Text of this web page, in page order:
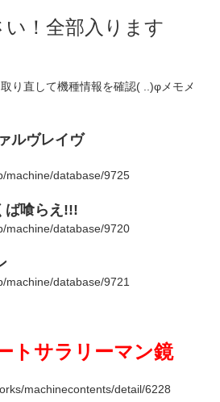
！全部入ります
り直して機種情報を確認( ..)φメモメ
ルヴレイヴ
machine/database/9725
ば喰らえ!!!
machine/database/9720
machine/database/9721
トサラリーマン鏡
machinecontents/detail/6228